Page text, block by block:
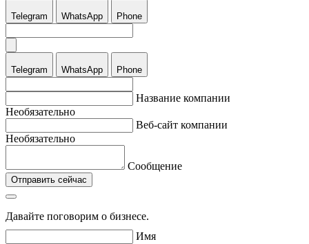
Telegram WhatsApp Phone
Telegram WhatsApp Phone
Название компании
Необязательно
Веб-сайт компании
Необязательно
Сообщение
Отправить сейчас
Давайте поговорим о бизнесе.
Имя